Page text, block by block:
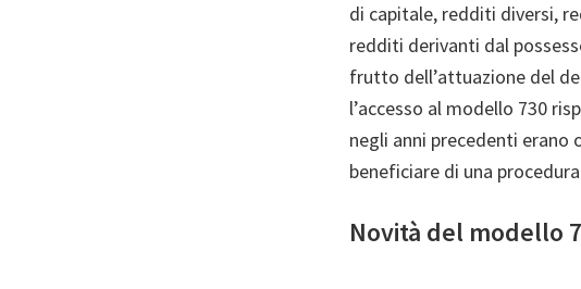
di capitale, redditi diversi,
redditi derivanti dal
frutto dell’attuazione del
l’accesso al modello 730
negli anni precedenti erano
beneficiare di una
Novità del modello